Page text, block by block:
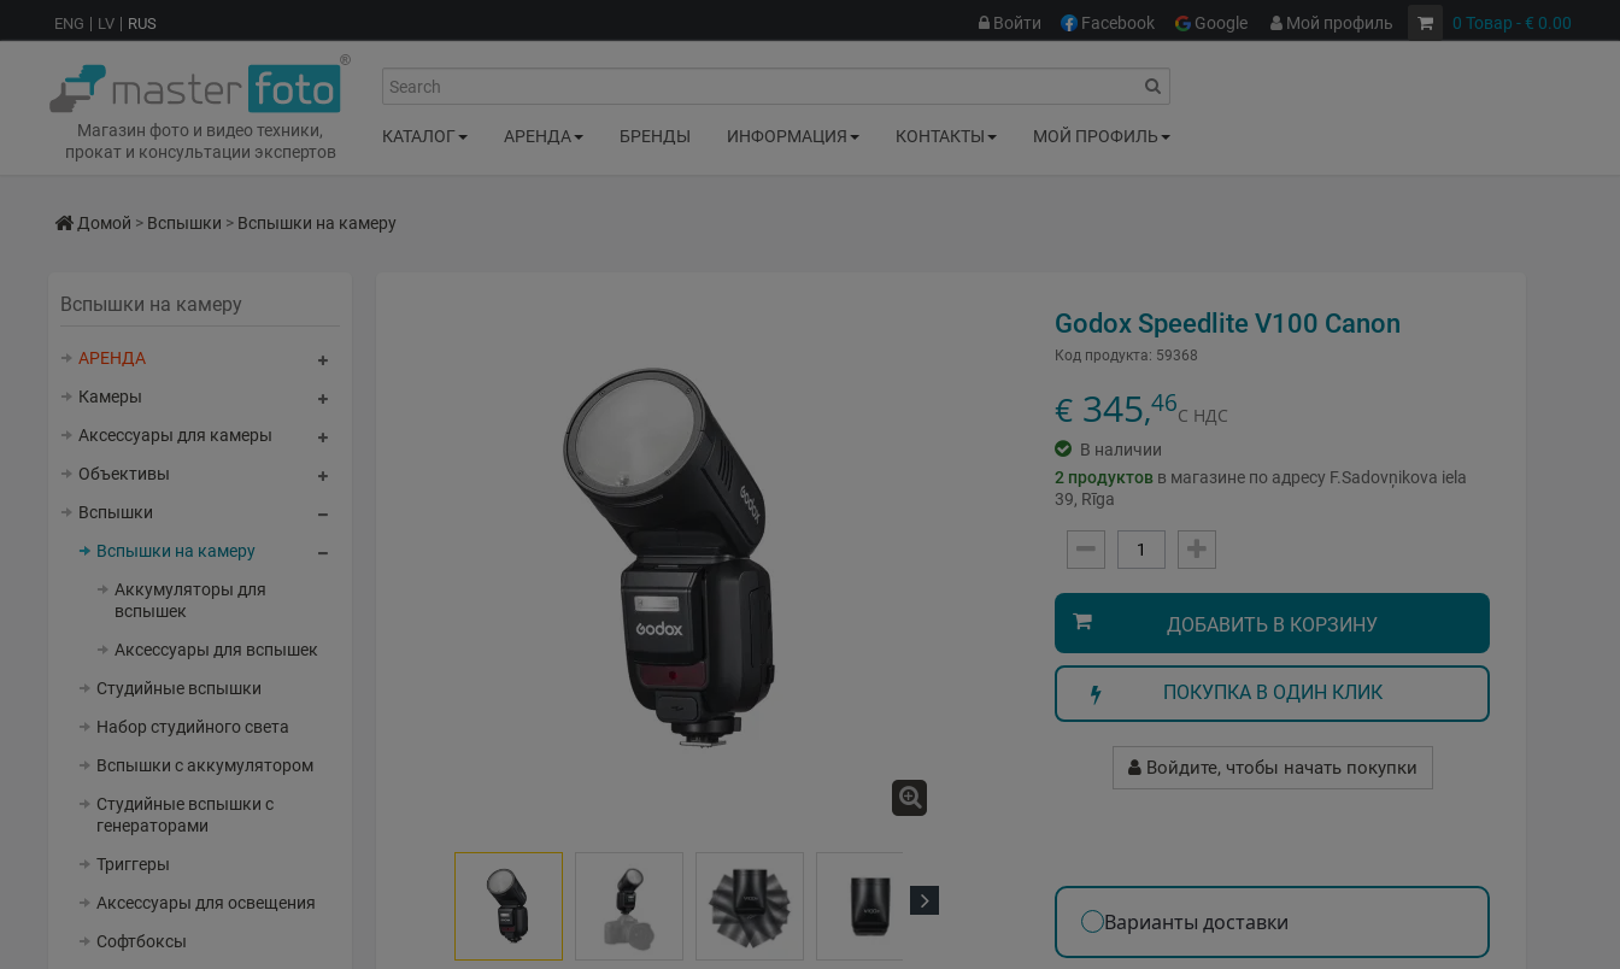
ENG LV RUS 0 Товар - € 0.00
Войти Facebook Google Мой профиль
Магазин фото и видео техники,
прокат и консультации экспертов
Search
КАТАЛОГ АРЕНДА БРЕНДЫ ИНФОРМАЦИЯ КОНТАКТЫ МОЙ ПРОФИЛЬ
Домой > Вспышки > Вспышки на камеру
Вспышки на камеру
АРЕНДА
Камеры
Аксессуары для камеры
Объективы
Вспышки
Вспышки на камеру
Аккумуляторы для
вспышек
Аксессуары для вспышек
Студийные вспышки
Набор студийного света
Вспышки с аккумулятором
Студийные вспышки с
генераторами
Триггеры
Аксессуары для освещения
Софтбоксы
Godox Speedlite V100 Canon
Код продукта: 59368
€ 345,46С НДС
В наличии
2 продуктов в магазине по адресу F.Sadovņikova iela
39, Rīga
ДОБАВИТЬ В КОРЗИНУ
ПОКУПКА В ОДИН КЛИК
Войдите, чтобы начать покупки
Варианты доставки